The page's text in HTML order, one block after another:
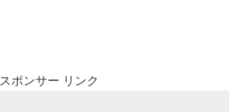
スポンサー リンク